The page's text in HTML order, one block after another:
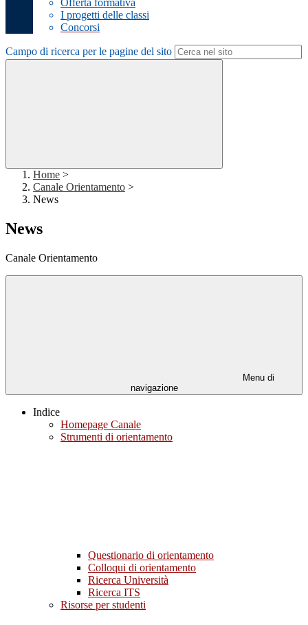
Offerta formativa
I progetti delle classi
Concorsi
Campo di ricerca per le pagine del sito
Home >
Canale Orientamento >
News
News
Canale Orientamento
Menu di
navigazione
Indice
Homepage Canale
Strumenti di orientamento
Questionario di orientamento
Colloqui di orientamento
Ricerca Università
Ricerca ITS
Risorse per studenti